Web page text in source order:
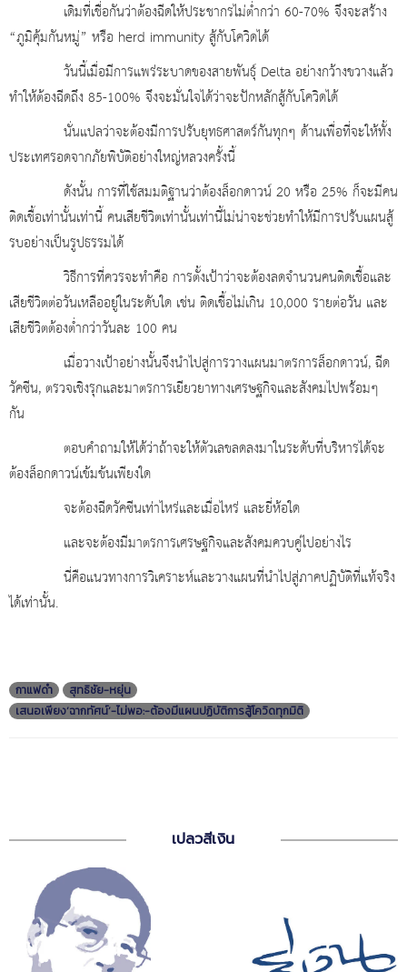
เดิมที่เชื่อกันว่าต้องฉีดให้ประชากรไม่ต่ำกว่า 60-70% จึงจะสร้าง
“ภูมิคุ้มกันหมู่” หรือ herd immunity สู้กับโควิดได้
วันนี้เมื่อมีการแพร่ระบาดของสายพันธุ์ Delta อย่างกว้างขวางแล้ว
ทำให้ต้องฉีดถึง 85-100% จึงจะมั่นใจได้ว่าจะปักหลักสู้กับโควิดได้
นั่นแปลว่าจะต้องมีการปรับยุทธศาสตร์กันทุกๆ ด้านเพื่อที่จะให้ทั้ง
ประเทศรอดจากภัยพิบัติอย่างใหญ่หลวงครั้งนี้
ดังนั้น การที่ใช้สมมติฐานว่าต้องล็อกดาวน์ 20 หรือ 25% ก็จะมีคน
ติดเชื้อเท่านั้นเท่านี้ คนเสียชีวิตเท่านั้นเท่านี้ไม่น่าจะช่วยทำให้มีการปรับแผนสู้
รบอย่างเป็นรูปธรรมได้
วิธีการที่ควรจะทำคือ การตั้งเป้าว่าจะต้องลดจำนวนคนติดเชื้อและ
เสียชีวิตต่อวันเหลืออยู่ในระดับใด เช่น ติดเชื้อไม่เกิน 10,000 รายต่อวัน และ
เสียชีวิตต้องต่ำกว่าวันละ 100 คน
เมื่อวางเป้าอย่างนั้นจึงนำไปสู่การวางแผนมาตรการล็อกดาวน์, ฉีด
วัคซีน, ตรวจเชิงรุกและมาตรการเยียวยาทางเศรษฐกิจและสังคมไปพร้อมๆ
กัน
ตอบคำถามให้ได้ว่าถ้าจะให้ตัวเลขลดลงมาในระดับที่บริหารได้จะ
ต้องล็อกดาวน์เข้มข้นเพียงใด
จะต้องฉีดวัคซีนเท่าไหร่และเมื่อไหร่ และยี่ห้อใด
และจะต้องมีมาตรการเศรษฐกิจและสังคมควบคู่ไปอย่างไร
นี่คือแนวทางการวิเคราะห์และวางแผนที่นำไปสู่ภาคปฏิบัติที่แท้จริง
ได้เท่านั้น.
กาแฟดำ
สุทธิชัย-หยุ่น
เสนอเพียง‘ฉากทัศน์’-ไม่พอ:-ต้องมีแผนปฏิบัติการสู้โควิดทุกมิติ
เปลวสีเงิน